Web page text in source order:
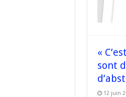
«
sont
12 juin